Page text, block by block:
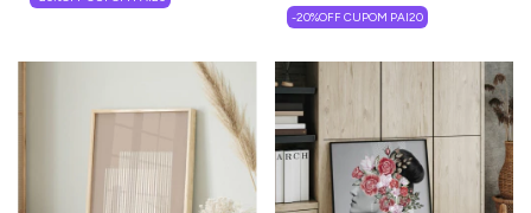
-20%OFF CUPOM PAI20